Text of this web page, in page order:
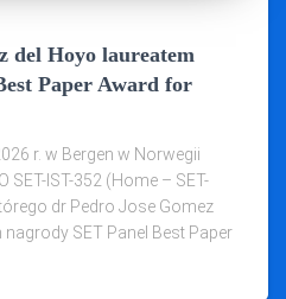
del Hoyo laureatem
Paper Award for
r. w Bergen w Norwegii
SET-IST-352 (Home – SET-
dr Pedro Jose Gomez
SET Panel Best Paper